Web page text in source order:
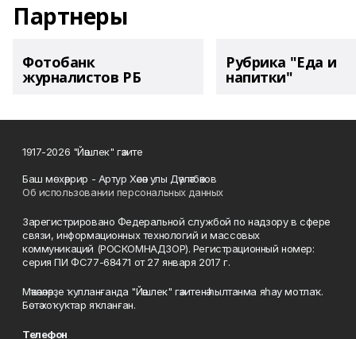
Партнеры
Фотобанк
журналистов РБ
Рубрика "Еда и
напитки"
1917-2026 "Йәшлек" гәзите
Баш мөхәррир - Артур Хәсән улы Дәүләтбәков
Об использовании персональных данных
Зарегистрировано Федеральной службой по надзору в сфере
связи, информационных технологий и массовых
коммуникаций (РОСКОМНАДЗОР). Регистрационный номер:
серия ПИ ФС77-68471 от 27 января 2017 г.
Мәҡәләләрҙе ҡулланғанда "Йәшлек" гәзитенә һылтанма яһау мотлаҡ.
Бөтә хоҡуҡтар яҡланған.
Телефон